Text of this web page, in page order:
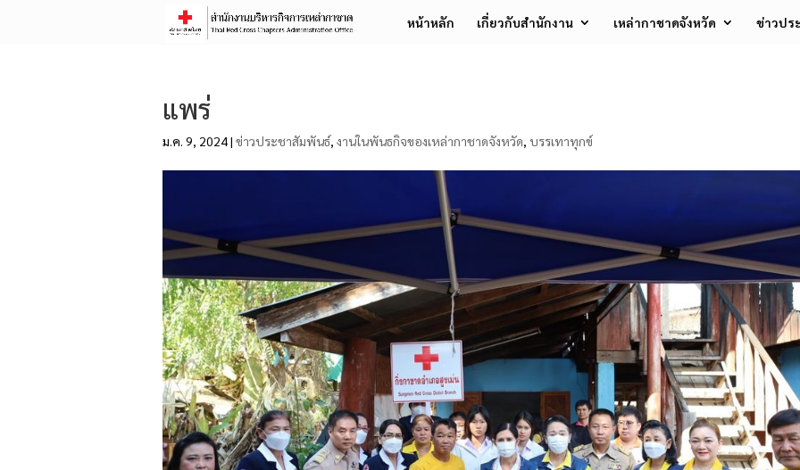
หน้าหลัก เกี่ยวกับสำนักงาน เหล่ากาชาดจังหวัด ข่าวปร
แพร่
ม.ค. 9, 2024| ข่าวประชาสัมพันธ์, งานในพันธกิจของเหล่ากาชาดจังหวัด, บรรเทาทุกข์